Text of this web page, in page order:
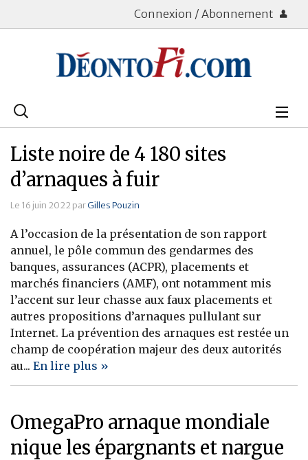
Connexion / Abonnement
Rechercher
Bourse
Placements
Assurance Vie
Patrimoine
Immobilier
Banque
Liste noire de 4 180 sites
d’arnaques à fuir
Le 16 juin 2022 parGilles Pouzin
A l’occasion de la présentation de son rapport
annuel, le pôle commun des gendarmes des
banques, assurances (ACPR), placements et
marchés financiers (AMF), ont notamment mis
l’accent sur leur chasse aux faux placements et
autres propositions d’arnaques pullulant sur
Internet. La prévention des arnaques est restée un
champ de coopération majeur des deux autorités
au... En lire plus »
OmegaPro arnaque mondiale
nique les épargnants et nargue